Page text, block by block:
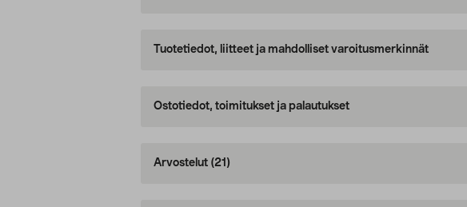
Tuotetiedot, liitteet ja mahdolliset varoitusmerkinnät
Ostotiedot, toimitukset ja palautukset
Arvostelut (21)